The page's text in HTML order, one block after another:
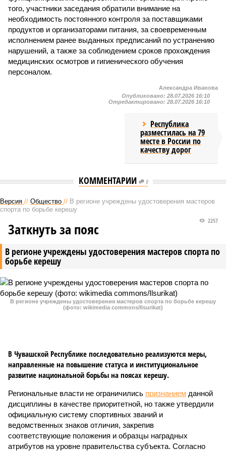
того, участники заседания обратили внимание на
необходимость постоянного контроля за поставщиками
продуктов и организаторами питания, за своевременным
исполнением ранее выданных предписаний по устранению
нарушений, а также за соблюдением сроков прохождения
медицинских осмотров и гигиенического обучения
персоналом.
Александра Иванова
Опубликовано: 28.07.2026 16:10
Отредактировано: 28.07.2026 16:10
Республика
разместилась на 79
месте в России по
качеству дорог
КОММЕНТАРИИ 0
Версия // Общество // В регионе учреждены удостоверения мастеров
спорта по борьбе керешу
В регионе учреждены удостоверения мастеров спорта по
борьбе керешу
2257
Заткнуть за пояс
В регионе учреждены удостоверения мастеров спорта по борьбе керешу
(фото: wikimedia commons/Ilsurikat)
В Чувашской Республике последовательно реализуются меры,
направленные на повышение статуса и институциональное
развитие национальной борьбы на поясах керешу.
Региональные власти не ограничились признанием данной
дисциплины в качестве приоритетной, но также утвердили
официальную систему спортивных званий и
ведомственных знаков отличия, закрепив
соответствующие положения и образцы наградных
атрибутов на уровне правительства субъекта. Согласно